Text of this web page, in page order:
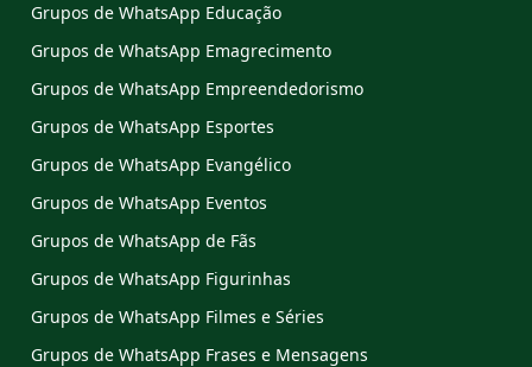
Grupos de WhatsApp Educação
Grupos de WhatsApp Emagrecimento
Grupos de WhatsApp Empreendedorismo
Grupos de WhatsApp Esportes
Grupos de WhatsApp Evangélico
Grupos de WhatsApp Eventos
Grupos de WhatsApp de Fãs
Grupos de WhatsApp Figurinhas
Grupos de WhatsApp Filmes e Séries
Grupos de WhatsApp Frases e Mensagens